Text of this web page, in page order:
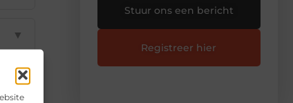
▼
▼
Stuur ons een bericht
Registreer hier